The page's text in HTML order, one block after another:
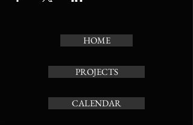
HOME
PROJECTS
CALENDAR